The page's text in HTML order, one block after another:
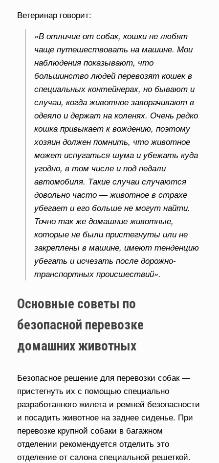
Ветеринар говорит:
«В отличие от собак, кошки не любят
чаще путешествовать на машине. Мои
наблюдения показывают, что
большинство людей перевозят кошек в
специальных контейнерах, но бывают и
случаи, когда животное заворачивают в
одеяло и держат на коленях. Очень редко
кошка привыкает к вождению, поэтому
хозяин должен помнить, что животное
может испугаться шума и убежать куда
угодно, в том числе и под педали
автомобиля. Такие случаи случаются
довольно часто — животное в страхе
убегает и его больше не могут найти.
Точно так же домашние животные,
которые не были пристегнуты или не
закреплены в машине, имеют тенденцию
убегать и исчезать после дорожно-
транспортных происшествий».
Основные советы по
безопасной перевозке
домашних животных
Безопасное решение для перевозки собак —
пристегнуть их с помощью специально
разработанного жилета и ремней безопасности
и посадить животное на заднее сиденье. При
перевозке крупной собаки в багажном
отделении рекомендуется отделить это
отделение от салона специальной решеткой.